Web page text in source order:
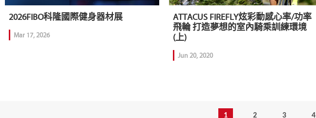
2026FIBO科隆國際健身器材展
Mar 17, 2026
ATTACUS FIREFLY炫彩動感心率/功率
飛輪 打造夢想的室內騎乘訓練環境
(上)
Jun 20, 2020
1 2 3 4